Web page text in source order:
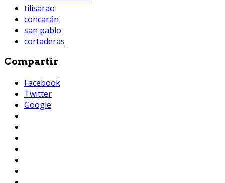
tilisarao
concarán
san pablo
cortaderas
Compartir
Facebook
Twitter
Google